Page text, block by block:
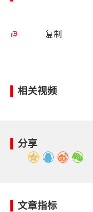
复制
相关视频
分享
文章指标